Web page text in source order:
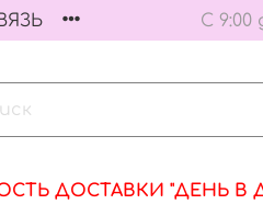
С 9:00
ДОСТАВКИ "ДЕНЬ В